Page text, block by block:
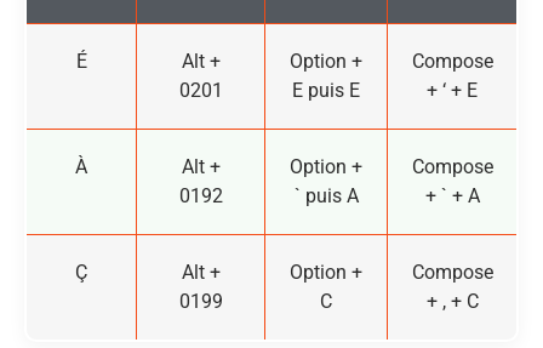
É
Alt +
0201
Option +
E puis E
Compose
+ ‘ + E
À
Alt +
0192
Option +
` puis A
Compose
+ ` + A
Ç
Alt +
0199
Option +
C
Compose
+ , + C